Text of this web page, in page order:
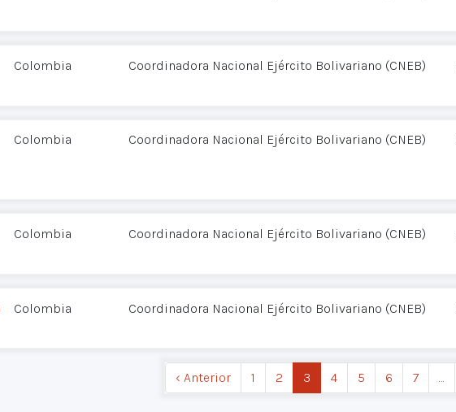
Colombia Coordinadora Nacional Ejército Bolivariano (CNEB)
Colombia Coordinadora Nacional Ejército Bolivariano (CNEB)
Colombia Coordinadora Nacional Ejército Bolivariano (CNEB)
Colombia Coordinadora Nacional Ejército Bolivariano (CNEB)
‹ Anterior 1 2 3 4 5 6 7 …